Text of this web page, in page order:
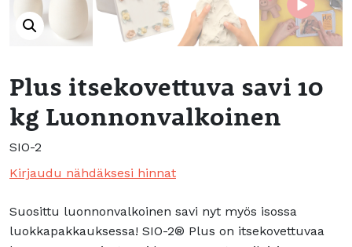
Plus itsekovettuva savi 10
kg Luonnonvalkoinen
SIO-2
Kirjaudu nähdäksesi hinnat
Suosittu luonnonvalkoinen savi nyt myös isossa
luokkapakkauksessa! SIO-2® Plus on itsekovettuvaa